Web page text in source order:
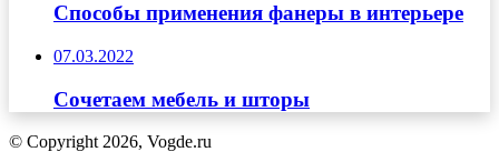
Способы применения фанеры в интерьере
07.03.2022
Сочетаем мебель и шторы
© Copyright 2026, Vogde.ru